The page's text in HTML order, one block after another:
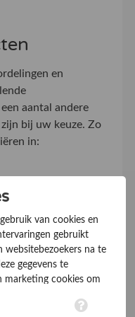
en
aantal andere
bij uw keuze. Zo
in:
van cookies en
gebruikt
websitebezoekers na te
gegevens te
marketing cookies om
verwerkt. Je geeft